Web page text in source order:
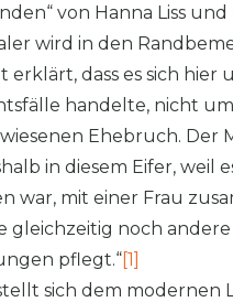
von Hanna Liss
wird in den
erklärt, dass es sich hier
handelte, nicht um
Ehebruch. Der
in diesem Eifer, weil
war, mit einer Frau
gleichzeitig noch
pflegt.“[1]
sich dem modernen